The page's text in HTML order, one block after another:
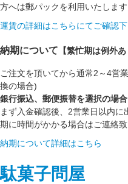
方へは郵パックを利用いたします
運賃の詳細はこちらにてご確認
納期について 【繁忙期は例外あ
ご注文を頂いてから通常2～4営
換の場合)
銀行振込、郵便振替を選択の場合
まず入金確認後、2営業日以内
期に時間がかかる場合はご連絡
納期について詳細はこちら
駄菓子問屋